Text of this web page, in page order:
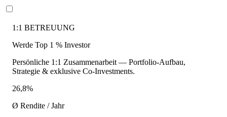
1:1 BETREUUNG
Werde Top 1 % Investor
Persönliche 1:1 Zusammenarbeit — Portfolio-Aufbau,
Strategie & exklusive Co-Investments.
26,8%
Ø Rendite / Jahr